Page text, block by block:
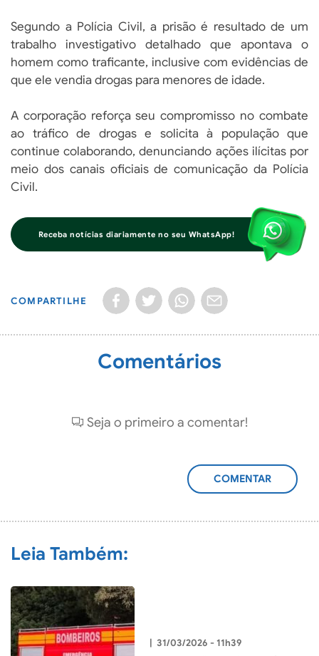
Segundo a Polícia Civil, a prisão é resultado de um
trabalho investigativo detalhado que apontava o
homem como traficante, inclusive com evidências de
que ele vendia drogas para menores de idade.
A corporação reforça seu compromisso no combate
ao tráfico de drogas e solicita à população que
continue colaborando, denunciando ações ilícitas por
meio dos canais oficiais de comunicação da Polícia
Civil.
Receba notícias diariamente no seu WhatsApp!
COMPARTILHE
Comentários
Seja o primeiro a comentar!
ADICIONAR
Leia Também:
31/03/2026 - 11h39